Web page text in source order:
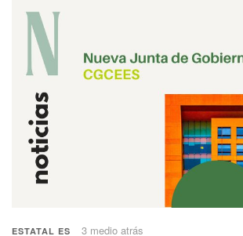
ESTATAL ES 3 medio atrás